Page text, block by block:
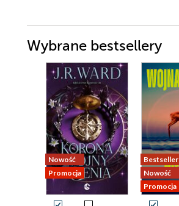
Wybrane bestsellery
Nowość
Promocja
Bestseller
Nowość
Promocja